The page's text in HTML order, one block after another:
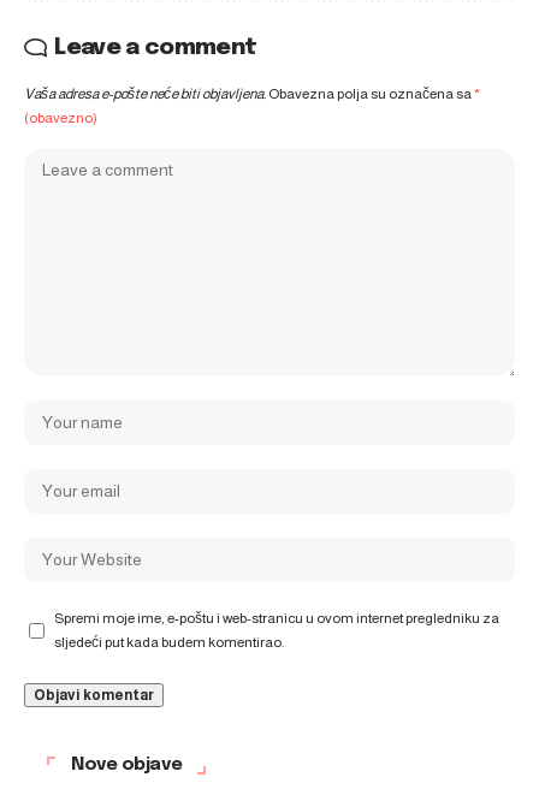
Leave a comment
Vaša adresa e-pošte neće biti objavljena. Obavezna polja su označena sa*
(obavezno)
Spremi moje ime, e-poštu i web-stranicu u ovom internet pregledniku za
sljedeći put kada budem komentirao.
Nove objave